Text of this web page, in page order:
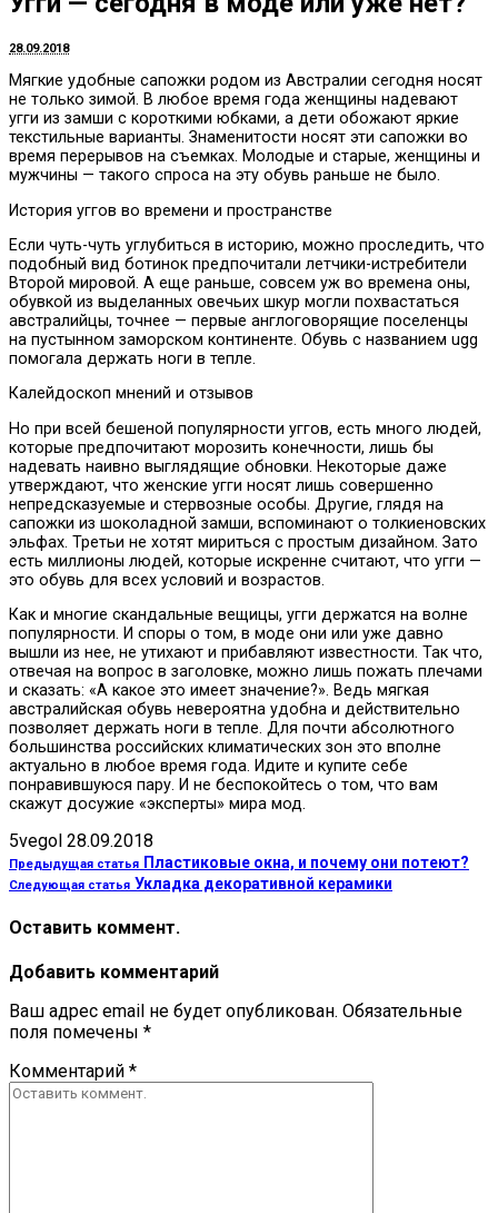
28.09.2018
Мягкие удобные сапожки родом из Австралии сегодня носят
не только зимой. В любое время года женщины надевают
угги из замши с короткими юбками, а дети обожают яркие
текстильные варианты. Знаменитости носят эти сапожки во
время перерывов на съемках. Молодые и старые, женщины и
мужчины — такого спроса на эту обувь раньше не было.
История уггов во времени и пространстве
Если чуть-чуть углубиться в историю, можно проследить, что
подобный вид ботинок предпочитали летчики-истребители
Второй мировой. А еще раньше, совсем уж во времена оны,
обувкой из выделанных овечьих шкур могли похвастаться
австралийцы, точнее — первые англоговорящие поселенцы
на пустынном заморском континенте. Обувь с названием ugg
помогала держать ноги в тепле.
Калейдоскоп мнений и отзывов
Но при всей бешеной популярности уггов, есть много людей,
которые предпочитают морозить конечности, лишь бы
надевать наивно выглядящие обновки. Некоторые даже
утверждают, что женские угги носят лишь совершенно
непредсказуемые и стервозные особы. Другие, глядя на
сапожки из шоколадной замши, вспоминают о толкиеновских
эльфах. Третьи не хотят мириться с простым дизайном. Зато
есть миллионы людей, которые искренне считают, что угги —
это обувь для всех условий и возрастов.
Как и многие скандальные вещицы, угги держатся на волне
популярности. И споры о том, в моде они или уже давно
вышли из нее, не утихают и прибавляют известности. Так что,
отвечая на вопрос в заголовке, можно лишь пожать плечами
и сказать: «А какое это имеет значение?». Ведь мягкая
австралийская обувь невероятна удобна и действительно
позволяет держать ноги в тепле. Для почти абсолютного
большинства российских климатических зон это вполне
актуально в любое время года. Идите и купите себе
понравившуюся пару. И не беспокойтесь о том, что вам
скажут досужие «эксперты» мира мод.
5vegol 28.09.2018
Предыдущая статья Пластиковые окна, и почему они потеют?
Следующая статья Укладка декоративной керамики
Оставить коммент.
Добавить комментарий
Ваш адрес email не будет опубликован. Обязательные
поля помечены *
Комментарий *